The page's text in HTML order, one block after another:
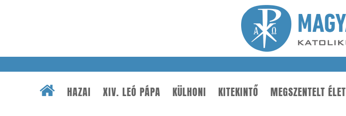
HAZAI XIV. LEÓ PÁPA KÜLHONI KITEKINTŐ MEGSZENTELT ÉLET